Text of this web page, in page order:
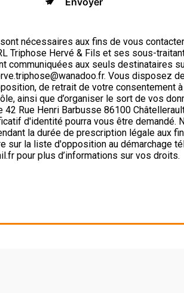
nécessaires aux fins de vous
Triphose Hervé & Fils et ses sous-
aux seuls destinataires
Vous disposez
de retrait de votre consentement
ainsi que d’organiser le sort de vos
Rue Henri Barbusse 86100
d'identité pourra vous être demandé.
la durée de prescription légale aux
sur la liste d'opposition au démarchage
pour plus d’informations sur vos droits.